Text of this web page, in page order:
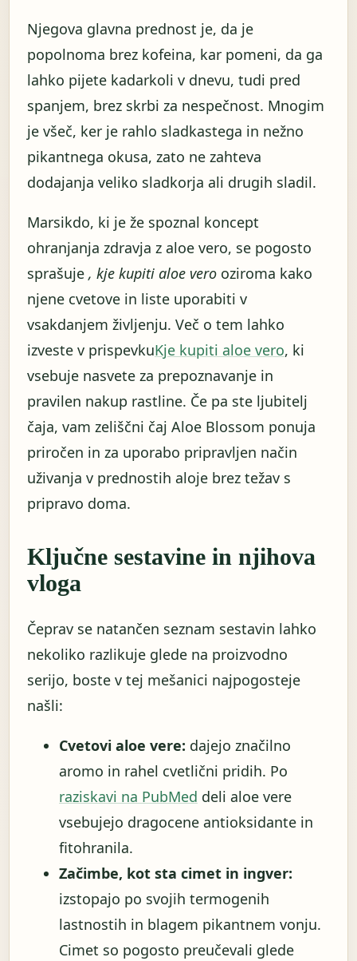
Njegova glavna prednost je, da je
popolnoma brez kofeina, kar pomeni, da ga
lahko pijete kadarkoli v dnevu, tudi pred
spanjem, brez skrbi za nespečnost. Mnogim
je všeč, ker je rahlo sladkastega in nežno
pikantnega okusa, zato ne zahteva
dodajanja veliko sladkorja ali drugih sladil.
Marsikdo, ki je že spoznal koncept
ohranjanja zdravja z aloe vero, se pogosto
sprašuje , kje kupiti aloe vero oziroma kako
njene cvetove in liste uporabiti v
vsakdanjem življenju. Več o tem lahko
izveste v prispevkuKje kupiti aloe vero, ki
vsebuje nasvete za prepoznavanje in
pravilen nakup rastline. Če pa ste ljubitelj
čaja, vam zeliščni čaj Aloe Blossom ponuja
priročen in za uporabo pripravljen način
uživanja v prednostih aloje brez težav s
pripravo doma.
Ključne sestavine in njihova
vloga
Čeprav se natančen seznam sestavin lahko
nekoliko razlikuje glede na proizvodno
serijo, boste v tej mešanici najpogosteje
našli:
Cvetovi aloe vere: dajejo značilno
aromo in rahel cvetlični pridih. Po
raziskavi na PubMed deli aloe vere
vsebujejo dragocene antioksidante in
fitohranila.
Začimbe, kot sta cimet in ingver:
izstopajo po svojih termogenih
lastnostih in blagem pikantnem vonju.
Cimet so pogosto preučevali glede